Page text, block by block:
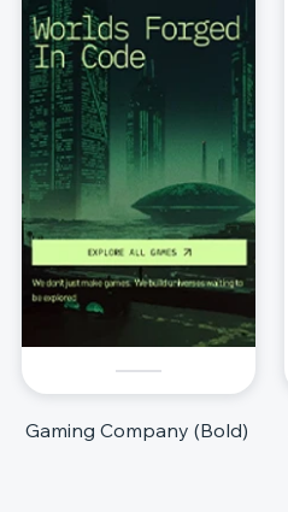
Gaming Company (Bold)